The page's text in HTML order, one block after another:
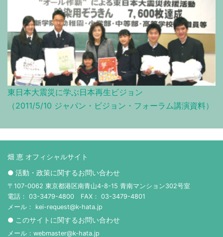
東日本大震災に学ぶ日本再生ビジョン
（2011/5/10 ジャパン・ビジョン・フォーラム講演資料）
畑 恵 オフィシャルサイト
● 活動・政策に関するお問い合わせ
〒107-0062 東京都港区南青山4-8-15 青南マンション302号室
電話： 03-3479-4800 FAX： 03-3479-4801
メール： kei-request@k-hata.jp
● このサイトに関するお問い合わせ
メール：webmaster@k-hata.jp